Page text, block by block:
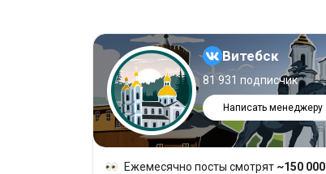
Витебск
81 931 подписчик
Написать менеджеру
Ежемесячно посты смотрят ~150 000